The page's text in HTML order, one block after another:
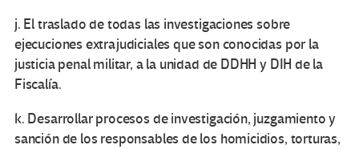
j. El traslado de todas las investigaciones sobre
ejecuciones extrajudiciales que son conocidas por la
justicia penal militar, a la unidad de DDHH y DIH de la
Fiscalía.
k. Desarrollar procesos de investigación, juzgamiento y
sanción de los responsables de los homicidios, torturas,